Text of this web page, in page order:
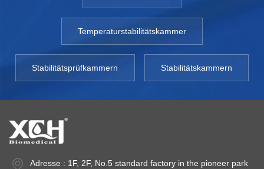
Temperaturstabilitätskammer
Stabilitätsprüfkammern Stabilitätskammern
Adresse : 1F, 2F, No.5 standard factory in the pioneer park